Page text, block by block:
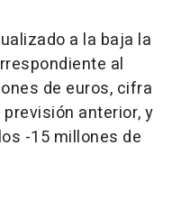
a la baja la
al
de euros, cifra
anterior, y
-15 millones de